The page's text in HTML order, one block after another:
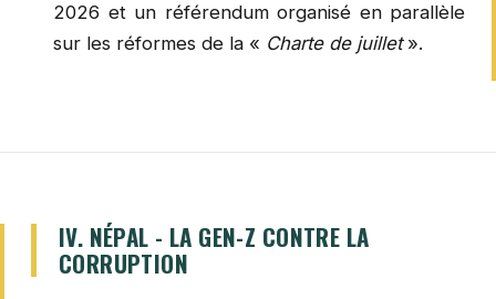
2026 et un référendum organisé en parallèle
sur les réformes de la « Charte de juillet».
IV. NÉPAL - LA GEN-Z CONTRE LA
CORRUPTION